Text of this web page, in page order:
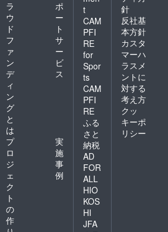
ラ
ウ
ド
フ
ァ
ン
デ
ィ
ン
グ
と
は
ポ
ー
ト
サ
ー
ビ
ス
プ
ロ
ジ
ェ
ク
ト
の
作
実
施
事
例
t
CAM
PFI
RE
for
Spor
ts
CAM
PFI
RE
ふる
さと
納税
AD
FOR
ALL
HIO
KOS
HI
JFA
針
反社基
本方針
カスタ
マーハ
ラスメ
ントに
対する
考え方
クッ
キーポ
リシー